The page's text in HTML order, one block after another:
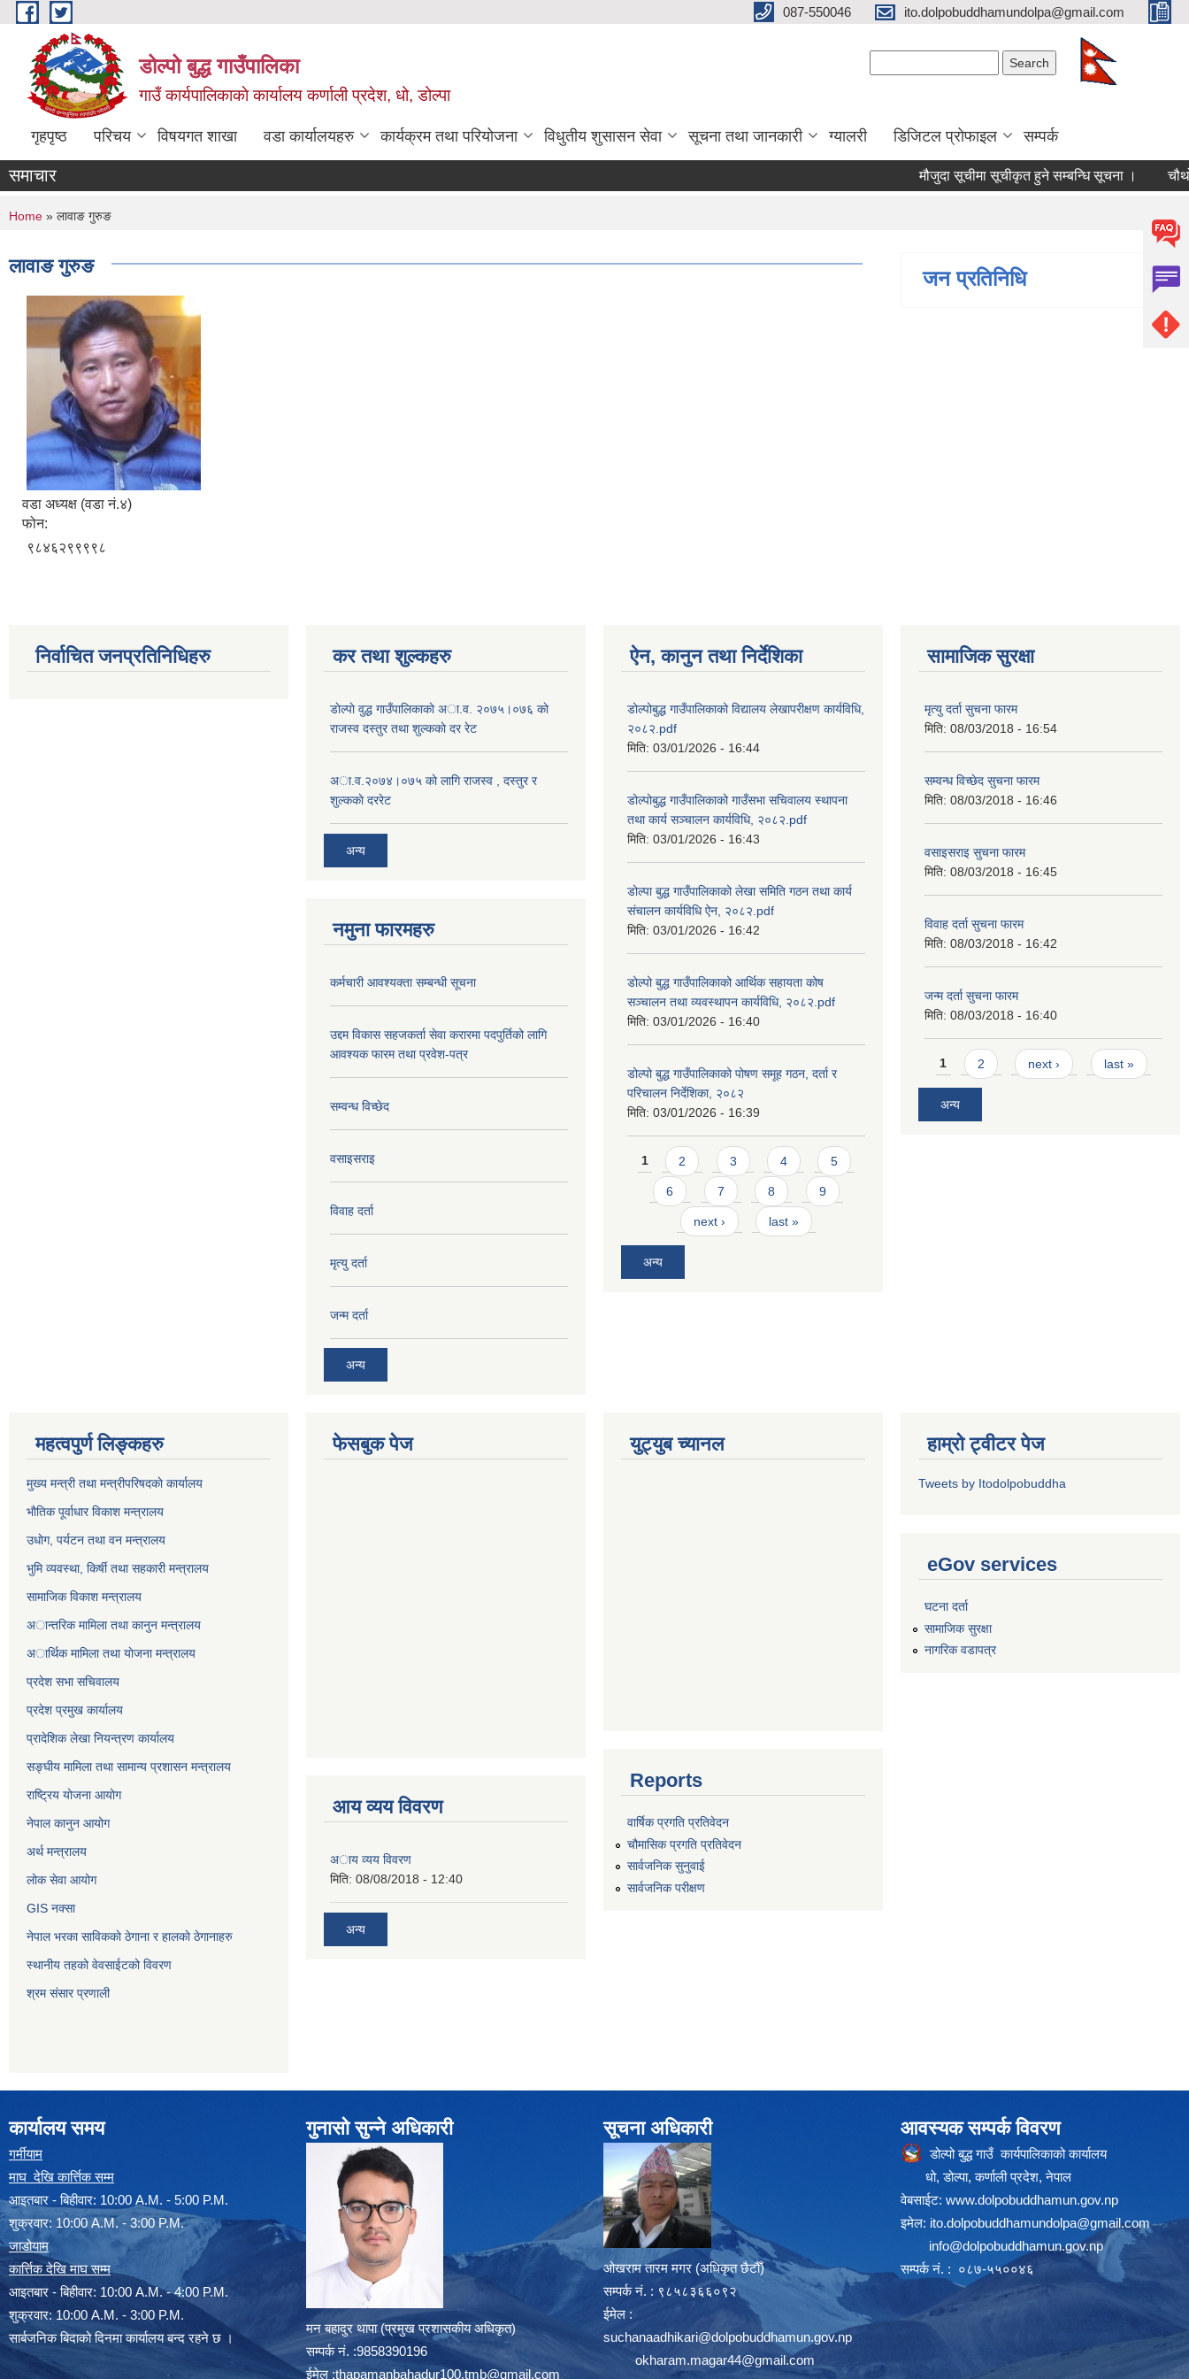
Skip to main content 087-550046 ito.dolpobuddhamundolpa@gmail.com
डोल्पो बुद्ध गाउँपालिका
गाउँ कार्यपालिकाकाे कार्यालय कर्णाली प्रदेश, धो, डोल्पा
गृहपृष्ठ परिचय विषयगत शाखा वडा कार्यालयहरु कार्यक्रम तथा परियोजना विधुतीय शुसासन सेवा सूचना तथा जानकारी ग्यालरी डिजिटल प्रोफाइल सम्पर्क
समाचार मौजुदा सूचीमा सूचीकृत हुने सम्बन्धि सूचना । चौथो
You are here
Home » लावाङ गुरुङ
लावाङ गुरुङ
वडा अध्यक्ष (वडा नं.४)
फोन:
९८४६२९९९९८
जन प्रतिनिधि
निर्वाचित जनप्रतिनिधिहरु कर तथा शुल्कहरु
डाेल्पाे वुद्ध गाउँपालिकाकाे अा.व. २०७५।०७६ काे
राजस्व दस्तुर तथा शुल्ककाे दर रेट
अा.व.२०७४।०७५ काे लागि राजस्व , दस्तुर र
शुल्ककाे दररेट
अन्य
नमुना फारमहरु
कर्मचारी आवश्यक्ता सम्बन्धी सूचना
उद्दम विकास सहजकर्ता सेवा करारमा पदपुर्तिको लागि
आवश्यक फारम तथा प्रवेश-पत्र
सम्वन्ध विच्छेद
वसाइसराइ
विवाह दर्ता
मृत्यु दर्ता
जन्म दर्ता
अन्य
ऐन, कानुन तथा निर्देशिका
डोल्पोबुद्ध गाउँपालिकाको विद्यालय लेखापरीक्षण कार्यविधि,
२०८२.pdf
मिति: 03/01/2026 - 16:44
डोल्पोबुद्ध गाउँपालिकाको गाउँसभा सचिवालय स्थापना
तथा कार्य सञ्चालन कार्यविधि, २०८२.pdf
मिति: 03/01/2026 - 16:43
डोल्पा बुद्ध गाउँपालिकाको लेखा समिति गठन तथा कार्य
संचालन कार्यविधि ऐन, २०८२.pdf
मिति: 03/01/2026 - 16:42
डोल्पो बुद्ध गाउँपालिकाको आर्थिक सहायता कोष
सञ्चालन तथा व्यवस्थापन कार्यविधि, २०८२.pdf
मिति: 03/01/2026 - 16:40
डोल्पो बुद्ध गाउँपालिकाको पोषण समूह गठन, दर्ता र
परिचालन निर्देशिका, २०८२
मिति: 03/01/2026 - 16:39
Pages
1 2 3 4 5
6 7 8 9
next › last »
अन्य
सामाजिक सुरक्षा
मृत्यु दर्ता सुचना फारम
मिति: 08/03/2018 - 16:54
सम्वन्ध विच्छेद सुचना फारम
मिति: 08/03/2018 - 16:46
वसाइसराइ सुचना फारम
मिति: 08/03/2018 - 16:45
विवाह दर्ता सुचना फारम
मिति: 08/03/2018 - 16:42
जन्म दर्ता सुचना फारम
मिति: 08/03/2018 - 16:40
Pages
1 2 next › last »
अन्य
महत्वपुर्ण लिङ्कहरु
मुख्य मन्त्री तथा मन्त्रीपरिषदकाे कार्यालय
भाैतिक पूर्वाधार विकाश मन्त्रालय
उधाेग, पर्यटन तथा वन मन्त्रालय
भुमि व्यवस्था, किर्षी तथा सहकारी मन्त्रालय
सामाजिक विकाश मन्त्रालय
अान्तरिक मामिला तथा कानुन मन्त्रालय
अार्थिक मामिला तथा याेजना मन्त्रालय
प्रदेश सभा सचिवालय
प्रदेश प्रमुख कार्यालय
प्रादेशिक लेखा नियन्त्रण कार्यालय
सङ्‍घीय मामिला तथा सामान्य प्रशासन मन्त्रालय
राष्ट्रिय योजना आयोग
नेपाल कानुन आयोग
अर्थ मन्त्रालय
लोक सेवा आयोग
GIS नक्सा
नेपाल भरका साविककाे ठेगाना र हालकाे ठेगानाहरु
स्थानीय तहको वेवसाईटको विवरण
श्रम संसार प्रणाली
फेसबुक पेज
आय व्यय विवरण
अाय व्यय विवरण
मिति: 08/08/2018 - 12:40
अन्य
युट्युब च्यानल
Reports
वार्षिक प्रगति प्रतिवेदन
चौमासिक प्रगति प्रतिवेदन
सार्वजनिक सुनुवाई
सार्वजनिक परीक्षण
हाम्रो ट्वीटर पेज
Tweets by Itodolpobuddha
eGov services
घटना दर्ता
सामाजिक सुरक्षा
नागरिक वडापत्र
कार्यालय समय
गर्मीयाम
माघ देखि कार्त्तिक सम्म
आइतबार - बिहीवार: 10:00 A.M. - 5:00 P.M.
शुक्रवार: 10:00 A.M. - 3:00 P.M.
जाडोयाम
कार्त्तिक देखि माघ सम्म
आइतबार - बिहीवार: 10:00 A.M. - 4:00 P.M.
शुक्रवार: 10:00 A.M. - 3:00 P.M.
सार्बजनिक बिदाको दिनमा कार्यालय बन्द रहने छ ।
गुनासो सुन्ने अधिकारी
मन बहादुर थापा (प्रमुख प्रशासकीय अधिकृत)
सम्पर्क न‌ं. :9858390196
ईमेल :thapamanbahadur100.tmb@gmail.com
सूचना अधिकारी
ओखराम तारम मगर (अधिकृत छैटौँ)
सम्पर्क न‌ं. : ९८५८३६६०९२
ईमेल :
suchanaadhikari@dolpobuddhamun.gov.np
okharam.magar44@gmail.com
आवस्यक सम्पर्क विवरण
डोल्पो बुद्ध गाउँ कार्यपालिकाको कार्यालय
धो, डोल्पा, कर्णाली प्रदेश, नेपाल
वेबसाईट: www.dolpobuddhamun.gov.np
इमेल: ito.dolpobuddhamundolpa@gmail.com
info@dolpobuddhamun.gov.np
सम्पर्क नं. : ०८७-५५००४६